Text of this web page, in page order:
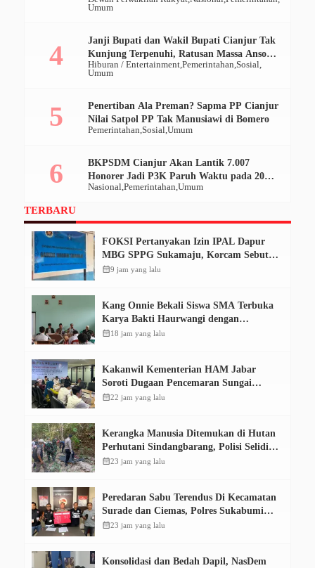
Umum
Hiburan / Entertainment Pemerintahan Sosial
Umum
Janji Bupati dan Wakil Bupati Cianjur Tak
Kunjung Terpenuhi, Ratusan Massa Ansor
Geruduk Pendopo
Pemerintahan Sosial Umum
Penertiban Ala Preman? Sapma PP Cianjur
Nilai Satpol PP Tak Manusiawi di Bomero
Nasional Pemerintahan Umum
BKPSDM Cianjur Akan Lantik 7.007
Honorer Jadi P3K Paruh Waktu pada 20
Desember 2025
TERBARU
FOKSI Pertanyakan Izin IPAL Dapur
MBG SPPG Sukamaju, Korcam Sebut
SPPL Belum Terbit
calendar_month9 jam yang lalu
Kang Onnie Bekali Siswa SMA Terbuka
Karya Bakti Haurwangi dengan
Pendidikan Demokrasi
calendar_month18 jam yang lalu
Kakanwil Kementerian HAM Jabar
Soroti Dugaan Pencemaran Sungai
Cikeas, Dinilai Ancam Hak Masyarakat
calendar_month22 jam yang lalu
Kerangka Manusia Ditemukan di Hutan
Perhutani Sindangbarang, Polisi Selidiki
Identitas Korban
calendar_month23 jam yang lalu
Peredaran Sabu Terendus Di Kecamatan
Surade dan Ciemas, Polres Sukabumi
Tangkap Tiga Pelaku
calendar_month23 jam yang lalu
Konsolidasi dan Bedah Dapil, NasDem